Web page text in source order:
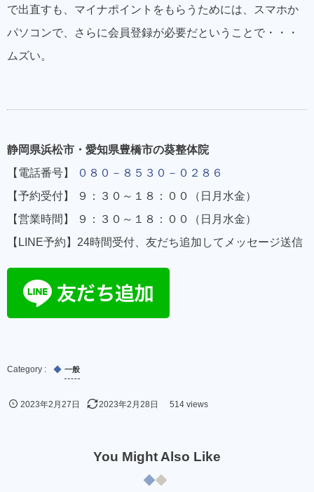
で出直すも、マイナポイントをもらうためには、スマホか
パソコンで、さらに会員登録が必要だということで・・・
ムズい。
静岡県浜松市・愛知県豊橋市の葵整体院
【電話番号】
０８０－８５３０－０２８６
【予約受付】 ９：３０～１８：００（日月水金）
【営業時間】 ９：３０～１８：００（日月水金）
【LINE予約】24時間受付、友だち追加してメッセージ送信
一般
2023年2月27日 2023年2月28日 514 views
You Might Also Like